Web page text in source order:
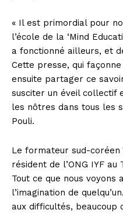
« Il est primordial pour
l’école de la ‘Mind
a fonctionné ailleurs, et
Cette presse, qui
ensuite partager ce
susciter un éveil collectif
les nôtres dans tous les
Pouli.
Le formateur sud-coréen
résident de l’ONG IYF
Tout ce que nous
l’imagination de
aux difficultés, beaucoup